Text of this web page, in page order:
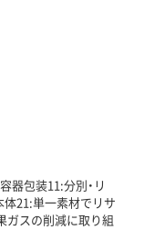
器包装11:分別・リ
21:単一素材でリサ
ガスの削減に取り組